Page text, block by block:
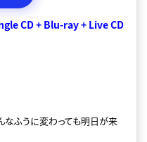
CD + Blu-ray + Live CD
BiSH BAND members.
ふうに変わっても明日が来
ふうに変わっても明日が来
EPiSODE 1
なふうに変わっても明日が来